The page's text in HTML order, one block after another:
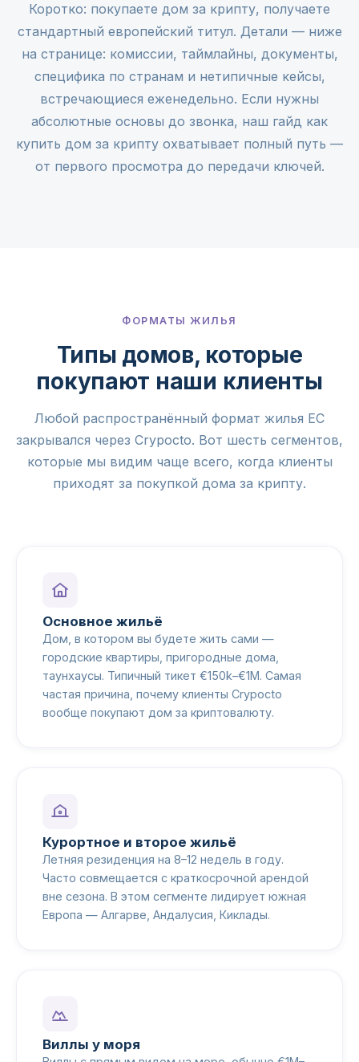
Коротко: покупаете дом за крипту, получаете
стандартный европейский титул. Детали — ниже
на странице: комиссии, таймлайны, документы,
специфика по странам и нетипичные кейсы,
встречающиеся еженедельно. Если нужны
абсолютные основы до звонка, наш гайд как
купить дом за крипту охватывает полный путь —
от первого просмотра до передачи ключей.
ФОРМАТЫ ЖИЛЬЯ
Типы домов, которые
покупают наши клиенты
Любой распространённый формат жилья ЕС
закрывался через Crypocto. Вот шесть сегментов,
которые мы видим чаще всего, когда клиенты
приходят за покупкой дома за крипту.
Основное жильё
Дом, в котором вы будете жить сами —
городские квартиры, пригородные дома,
таунхаусы. Типичный тикет €150k–€1M. Самая
частая причина, почему клиенты Crypocto
вообще покупают дом за криптовалюту.
Курортное и второе жильё
Летняя резиденция на 8–12 недель в году.
Часто совмещается с краткосрочной арендой
вне сезона. В этом сегменте лидирует южная
Европа — Алгарве, Андалусия, Киклады.
Виллы у моря